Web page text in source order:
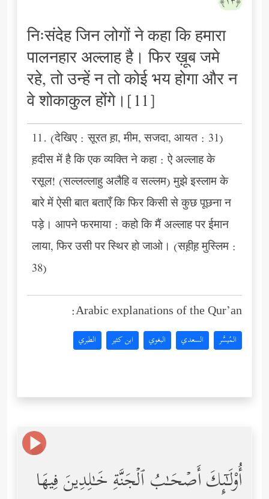
निःसंदेह जिन लोगों ने कहा कि हमारा
पालनहार अल्लाह है। फिर ख़ूब जमे
रहे, तो उन्हें न तो कोई भय होगा और न
वे शोकाकुल होंगे।[11]
11. (देखिए : सूरत ह़ा, मीम, सजदा, आयत : 31)
ह़दीस में है कि एक व्यक्ति ने कहा : ऐ अल्लाह के
रसूल! (सल्लल्लाहु अलैहि व सल्लम) मुझे इस्लाम के
बारे में ऐसी बात बताएँ कि फिर किसी से कुछ पूछना न
पड़े। आपने फरमाया : कहो कि मैं अल्लाह पर ईमान
लाया, फिर उसी पर स्थिर हो जाओ। (सह़ीह़ मुस्लिम :
38)
Arabic explanations of the Qur’an:
المُيسَّر السعدي البغوي ابن كثير الطبري
أُوْلَـٰۤىِٕكَ أَصۡحَـٰبُ ٱلۡجَنَّةِ خَـٰلِدِینَ فِیهَا